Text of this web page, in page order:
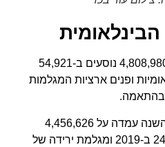
במהלך השנה עברו בנתב"ג 4,808,980 נוסעים ב-54,921
ופנים ארציות המגלמות
תנועת הנוסעים הבינלאומית השנה עמדה על 4,456,626
נוסעים בהשוואה ל-24,035,670 ב-2019 ומגלמת ירידה של